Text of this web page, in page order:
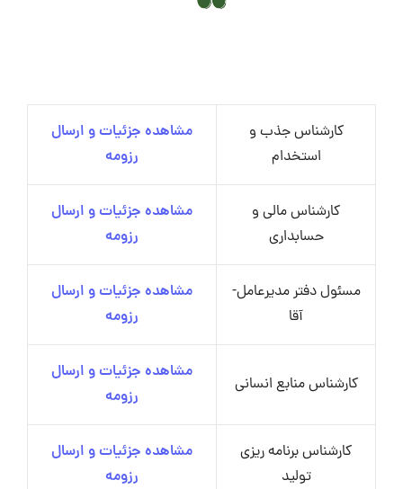
کارشناس جذب و
استخدام
مشاهده جزئیات و ارسال
رزومه
کارشناس مالی و
حسابداری
مشاهده جزئیات و ارسال
رزومه
مسئول دفتر مدیرعامل-
آقا
مشاهده جزئیات و ارسال
رزومه
کارشناس منابع انسانی
مشاهده جزئیات و ارسال
رزومه
کارشناس برنامه ریزی
تولید
مشاهده جزئیات و ارسال
رزومه